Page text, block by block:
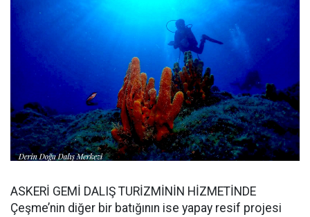
ASKERİ GEMİ DALIŞ TURİZMİNİN HİZMETİNDE
Çeşme’nin diğer bir batığının ise yapay resif projesi